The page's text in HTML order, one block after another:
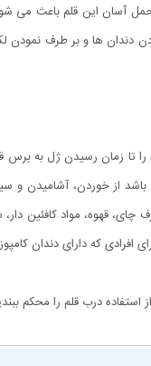
آسان این قلم باعث می
دندان ها و بر طرف نمودن
تا زمان رسیدن ژل به برس
دندان هایتان پاک گردد، تا 2 ساعت بعد از استفاده از ژل